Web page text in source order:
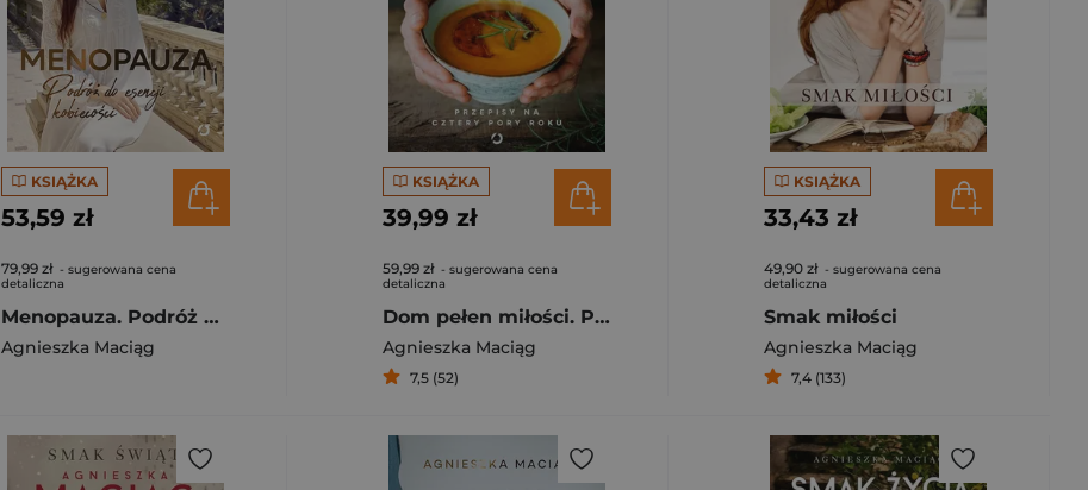
KSIĄŻKA
53,59 zł
79,99 zł - sugerowana cena
detaliczna
Menopauza. Podróż do esencji kobiecości (wyd. 2, 2024)
Agnieszka Maciąg
KSIĄŻKA
39,99 zł
59,99 zł - sugerowana cena
detaliczna
Dom pełen miłości. Przepisy na cztery pory roku
Agnieszka Maciąg
7,5 (52)
KSIĄŻKA
33,43 zł
49,90 zł - sugerowana cena
detaliczna
Smak miłości
Agnieszka Maciąg
7,4 (133)